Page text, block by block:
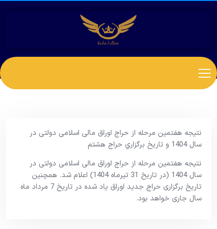
نتیجه هفتمین مرحله از حراج اوراق مالی اسلامی دولتی در
سال 1404 و تاریخ برگزاري حراج هشتم
نتیجه هفتمین مرحله از حراج اوراق مالی اسلامی دولتی در
سال 1404 (در تاریخ 31 تیرماه 1404) اعلام شد. همچنین
تاریخ برگزاری حراج جدید اوراق یاد شده در تاریخ 7 مرداد ماه
سال جاری خواهد بود.